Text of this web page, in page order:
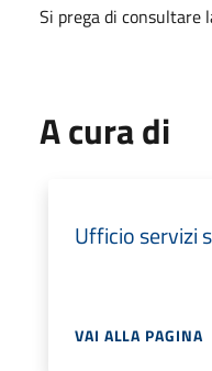
Si prega di consultare
A cura di
Ufficio servizi
VAI ALLA PAGINA